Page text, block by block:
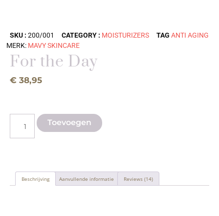
SKU : 200/001 CATEGORY : MOISTURIZERS TAG ANTI AGING
MERK: MAVY SKINCARE
For the Day
€ 38,95
Toevoegen
Beschrijving Aanvullende informatie Reviews (14)